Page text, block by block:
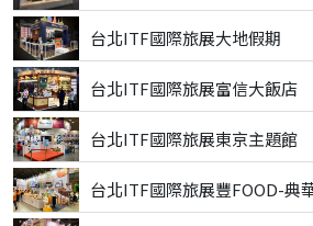
台北ITF國際旅展大地假期
台北ITF國際旅展富信大飯店
台北ITF國際旅展東京主題館
台北ITF國際旅展豐FOOD-典